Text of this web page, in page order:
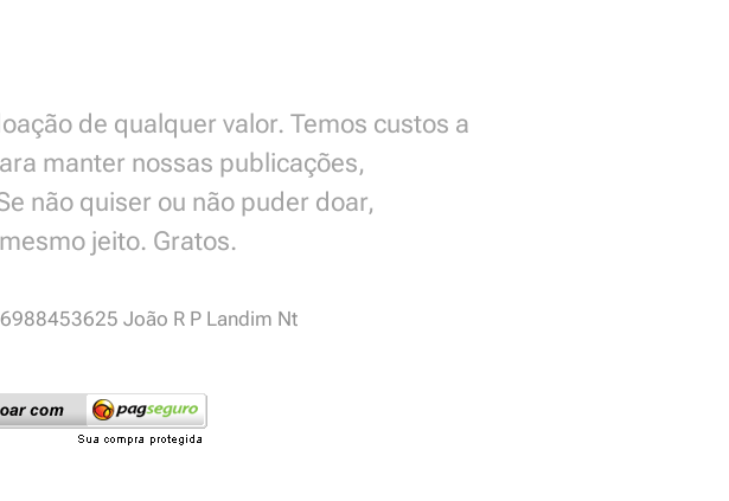
de qualquer valor. Temos custos a
manter nossas publicações,
não quiser ou não puder doar,
jeito. Gratos.
João R P Landim Nt